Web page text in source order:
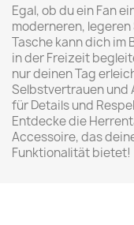
Egal, ob du ein Fan
moderneren,
Tasche kann dich im
in der Freizeit
nur deinen Tag
Selbstvertrauen und
für Details und
Entdecke die
Accessoire, das
Funktionalität bietet!